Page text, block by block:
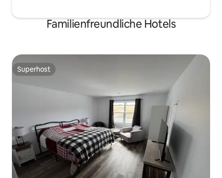
Familienfreundliche Hotels
Superhost
Superhost